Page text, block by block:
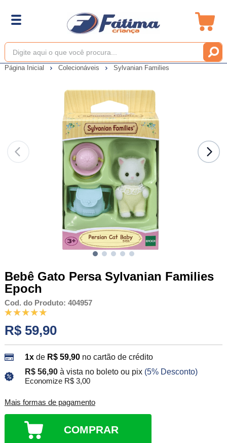
Página Inicial Colecionáveis Sylvanian Families
Bebê Gato Persa Sylvanian Families
Epoch
Cod. do Produto: 404957
R$ 59,90
1xde R$ 59,90 no cartão de crédito
R$ 56,90 à vista no boleto ou pix (5% Desconto)
Economize R$ 3,00
Mais formas de pagamento
COMPRAR